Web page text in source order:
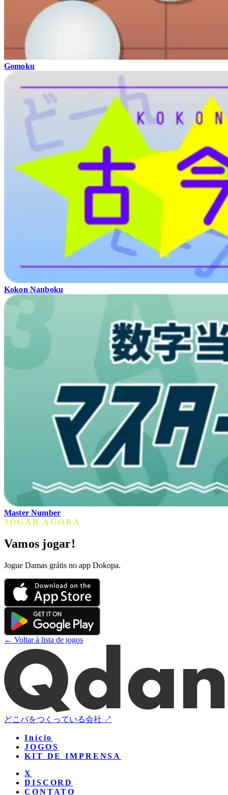
Gomoku
Kokon Nanboku
Master Number
JOGAR AGORA
Vamos jogar!
Jogue Damas grátis no app Dokopa.
← Voltar à lista de jogos
どこパをつくっている会社 ↗
Início
JOGOS
KIT DE IMPRENSA
X
DISCORD
CONTATO